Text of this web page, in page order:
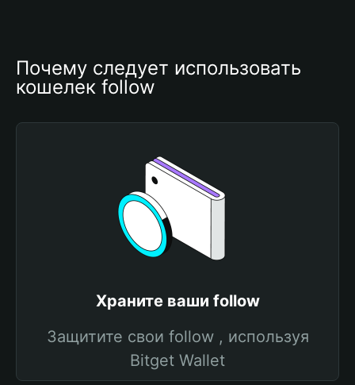
Почему следует использовать
кошелек follow
Храните ваши follow
Защитите свои follow , используя
Bitget Wallet